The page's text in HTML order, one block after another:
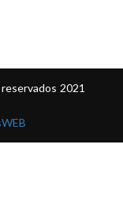
2021